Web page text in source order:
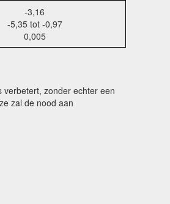
-3,16
-5,35 tot -0,97
0,005
zonder echter een
zal de nood aan